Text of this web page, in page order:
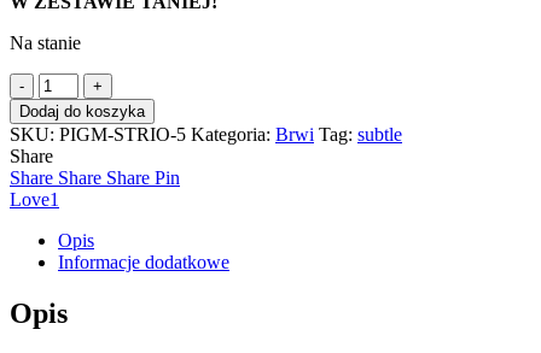
Na stanie
ilość
Zestaw
pigmentów
MADERM
-
SUBTLE
TRIO
5ml
Dodaj do koszyka
SKU: PIGM-STRIO-5 Kategoria: Brwi Tag: subtle
Share
Share Share Share Pin
Love1
Opis
Informacje dodatkowe
Opis